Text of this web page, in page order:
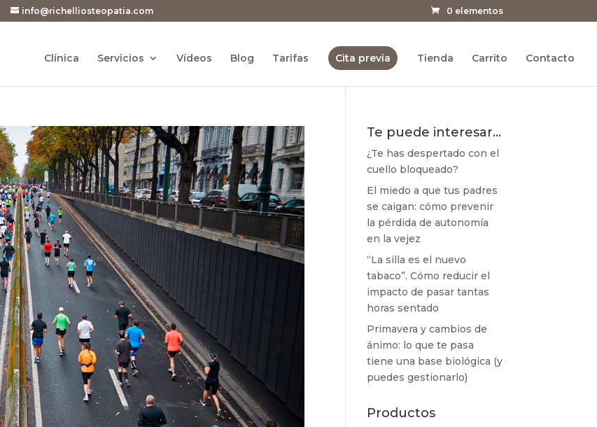
info@richelliosteopatia.com 0 elementos
Clínica Servicios Vídeos Blog Tarifas Cita previa Tienda Carrito Contacto
Te puede interesar…
¿Te has despertado con el
cuello bloqueado?
El miedo a que tus padres
se caigan: cómo prevenir
la pérdida de autonomía
en la vejez
“La silla es el nuevo
tabaco”. Cómo reducir el
impacto de pasar tantas
horas sentado
Primavera y cambios de
ánimo: lo que te pasa
tiene una base biológica (y
puedes gestionarlo)
Productos